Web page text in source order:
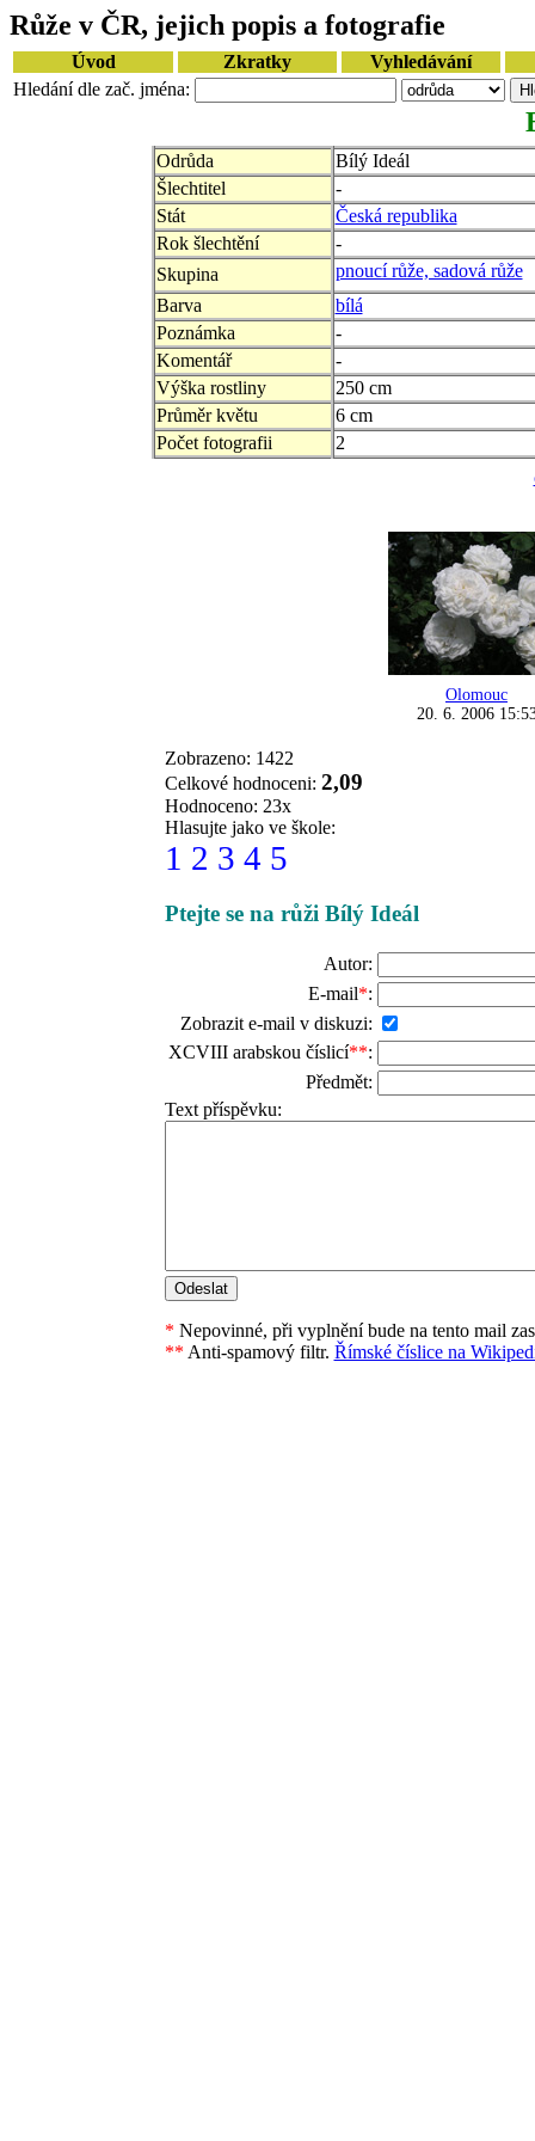
Růže v ČR, jejich popis a fotografie
Úvod Zkratky
Vyhledávání
Hledání dle zač. jména:
Odrůda
Bílý Ideál
Šlechtitel
-
Stát
Česká republika
Rok šlechtění
-
Skupina
pnoucí růže, sadová růže
Barva
bílá
Poznámka
-
Komentář
-
Výška rostliny
250 cm
Průměr květu
6 cm
Počet fotografii
2
Olomouc
20. 6. 2006
Zobrazeno: 1422
Celkové hodnoceni: 2,09
Hodnoceno: 23x
Hlasujte jako ve škole:
1 2 3 4 5
Ptejte se na růži Bílý Ideál
Autor:
E-mail*:
Zobrazit e-mail v diskuzi:
XCVIII arabskou číslicí**:
Předmět:
Text příspěvku:
* Nepovinné, při vyplnění bude na tento mail
** Anti-spamový filtr. Římské číslice na